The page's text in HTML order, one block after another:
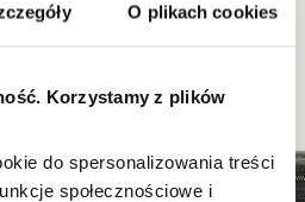
O plikach cookies
Korzystamy z plików
do spersonalizowania treści
społecznościowe i